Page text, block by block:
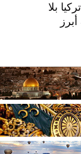
بلا